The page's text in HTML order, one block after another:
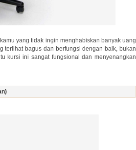
yang tidak ingin menghabiskan banyak uang
terlihat bagus dan berfungsi dengan baik, bukan
kursi ini sangat fungsional dan menyenangkan